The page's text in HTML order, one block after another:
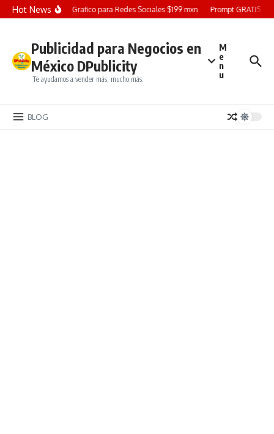
Saltar al contenido
Hot NewsDiseño Grafico para Redes Sociales $199 mxn Prompt GRATIS:
Publicidad para Negocios en
México DPublicity
Te ayudamos a vender más, mucho más.
M
e
n
u
BLOG